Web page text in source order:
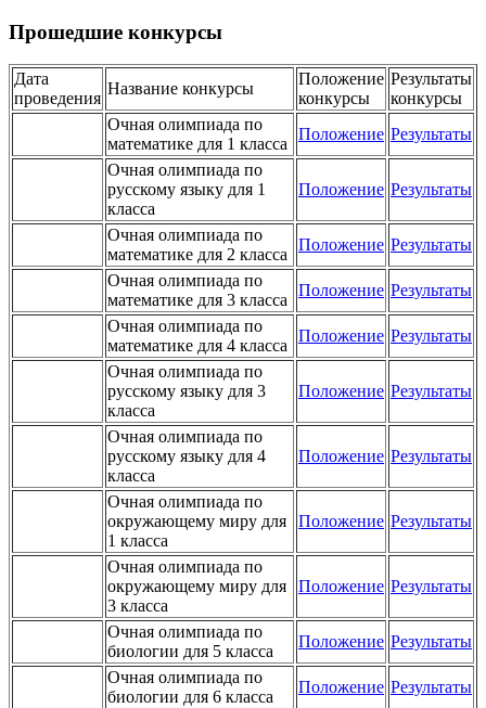
Прошедшие конкурсы
Дата
проведения
Название конкурсы
Положение
конкурсы
Результаты
конкурсы
Очная олимпиада по
математике для 1 класса
Положение Результаты
Очная олимпиада по
русскому языку для 1
класса
Положение Результаты
Очная олимпиада по
математике для 2 класса
Положение Результаты
Очная олимпиада по
математике для 3 класса
Положение Результаты
Очная олимпиада по
математике для 4 класса
Положение Результаты
Очная олимпиада по
русскому языку для 3
класса
Положение Результаты
Очная олимпиада по
русскому языку для 4
класса
Положение Результаты
Очная олимпиада по
окружающему миру для
1 класса
Положение Результаты
Очная олимпиада по
окружающему миру для
3 класса
Положение Результаты
Очная олимпиада по
биологии для 5 класса
Положение Результаты
Очная олимпиада по
биологии для 6 класса
Положение Результаты